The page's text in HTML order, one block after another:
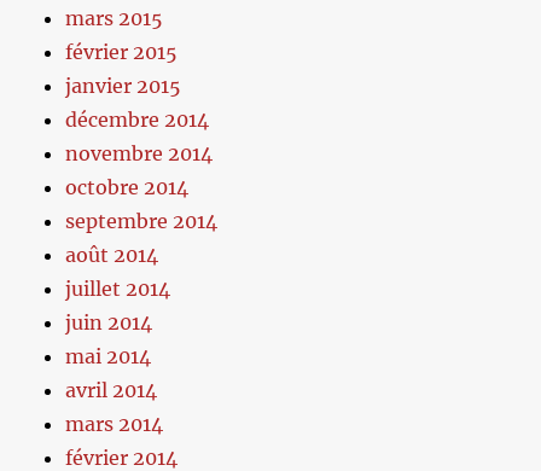
mars 2015
février 2015
janvier 2015
décembre 2014
novembre 2014
octobre 2014
septembre 2014
août 2014
juillet 2014
juin 2014
mai 2014
avril 2014
mars 2014
février 2014